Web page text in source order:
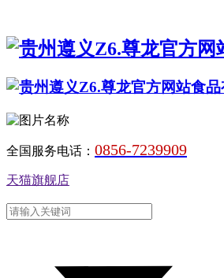
全国服务电话： 0856-7239909
天猫旗舰店